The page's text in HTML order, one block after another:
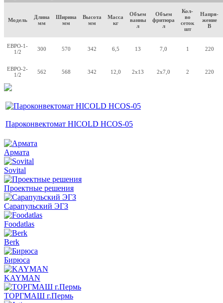
Модель
Длина
мм
Ширина
мм
Высота
мм
Масса
кг
Объем
ванны
л
Объем
фритюра
л
Кол-
во
сеток
шт
Напря-
жение
В
ЕВРО-1-
1/2
300 570 342 6,5 13 7,0 1 220
ЕВРО-2-
1/2
562 568 342 12,0 2х13 2х7,0 2 220
Пароконвектомат HICOLD HCOS-05
Армата
Sovital
Проектные решения
Сарапульский ЭГЗ
Foodatlas
Berk
Бирюса
KAYMAN
ТОРГМАШ г.Пермь